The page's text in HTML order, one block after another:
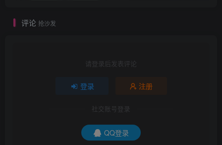
评论 抢沙发
请登录后发表评论
登录 注册
社交账号登录
QQ登录